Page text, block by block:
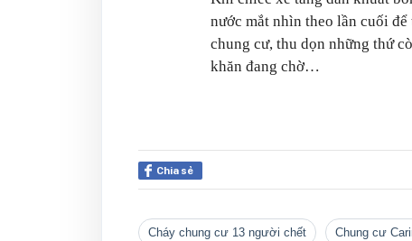
nước mắt nhìn theo lần cuối
chung cư, thu dọn những thứ
khăn đang chờ…
Chia sẻ
cháy chung cư 13 người chết chung cư